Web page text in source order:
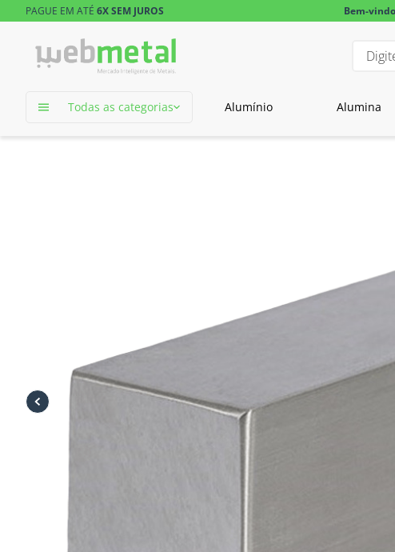
PAGUE EM ATÉ 6X SEM JUROS Bem-
Digite
Todas as categorias Alumínio Alumina
1
tubo retangular
2º tubo